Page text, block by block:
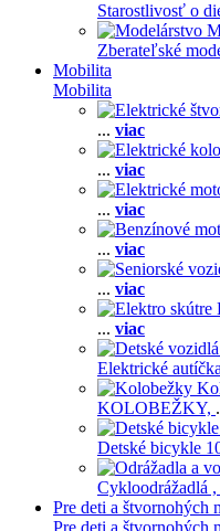
Starostlivosť o
Zberateľské
Mobilita
Mobilita
... viac
... viac
... viac
... viac
... viac
... viac
Elektrické
KOLOBEŽKY,
Detské bicykle
Cykloodrážadlá ,
Pre deti a štvornohých
Pre deti a štvornohých